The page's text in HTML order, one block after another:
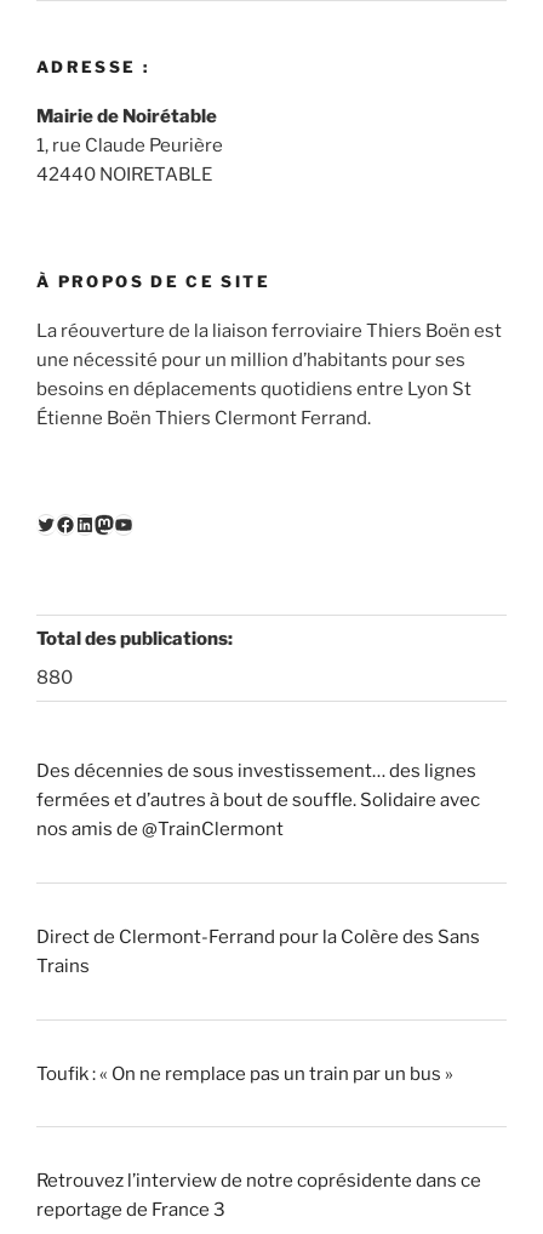
ADRESSE :
Mairie de Noirétable
1, rue Claude Peurière
42440 NOIRETABLE
À PROPOS DE CE SITE
La réouverture de la liaison ferroviaire Thiers Boën est
une nécessité pour un million d’habitants pour ses
besoins en déplacements quotidiens entre Lyon St
Étienne Boën Thiers Clermont Ferrand.
Twitter
Facebook
LinkedIn
Mastodon
YouTube
Total des publications:
880
Des décennies de sous investissement… des lignes
fermées et d’autres à bout de souffle. Solidaire avec
nos amis de @TrainClermont
Direct de Clermont-Ferrand pour la Colère des Sans
Trains
Toufik : « On ne remplace pas un train par un bus »
Retrouvez l’interview de notre coprésidente dans ce
reportage de France 3